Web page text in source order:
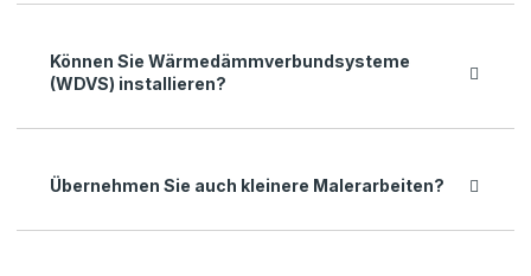
Können Sie Wärmedämmverbundsysteme
(WDVS) installieren?
Übernehmen Sie auch kleinere Malerarbeiten?